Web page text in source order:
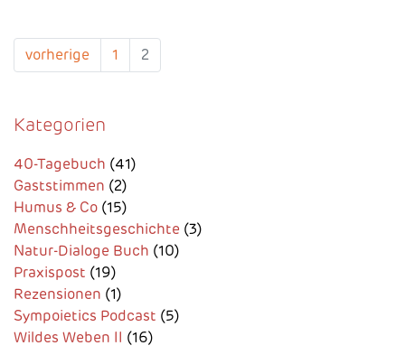
vorherige 1 2
Kategorien
40-Tagebuch (41)
Gaststimmen (2)
Humus & Co (15)
Menschheitsgeschichte (3)
Natur-Dialoge Buch (10)
Praxispost (19)
Rezensionen (1)
Sympoietics Podcast (5)
Wildes Weben II (16)